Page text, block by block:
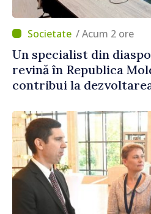
/ Acum 2 ore
Un specialist din
revină în Republica
contribui la